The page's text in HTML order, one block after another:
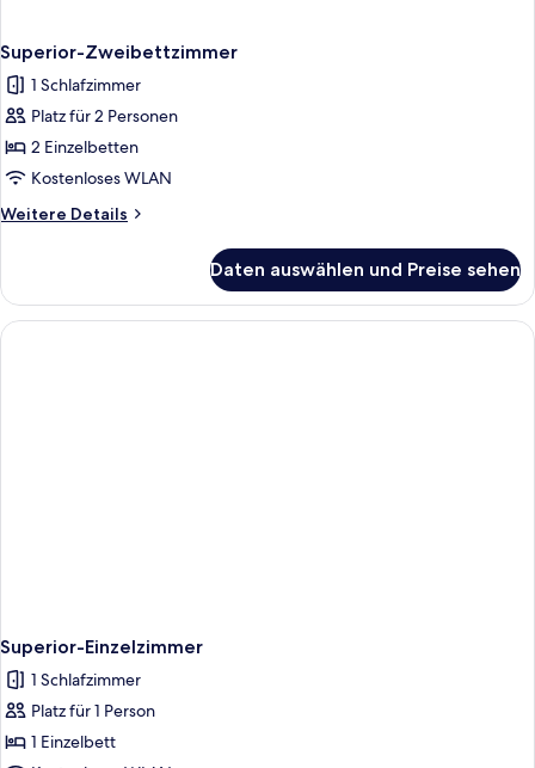
Superior-Zweibettzimmer
1 Schlafzimmer
Platz für 2 Personen
2 Einzelbetten
Kostenloses WLAN
Weitere Details
Weitere
Zweibettzimmer
Daten auswählen und Preise sehen
Superior-Einzelzimmer
1 Schlafzimmer
Platz für 1 Person
1 Einzelbett